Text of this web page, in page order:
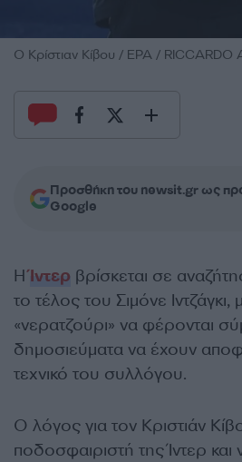
O Κρίστιαν Κίβου / EPA / RICCARDO
Προσθήκη του newsit.gr ως
Google
ΗΊντερ βρίσκεται σε
το τέλος του Σιμόνε Ιντζάγκι,
«νερατζούρι» να φέρονται
δημοσιεύματα να έχουν
τεχνικό του συλλόγου.
Ο λόγος για τον Κριστιάν
ποδοσφαιριστή της Ίντερ